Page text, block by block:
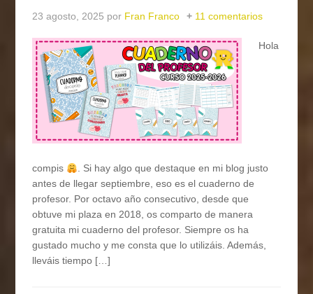
23 agosto, 2025 por Fran Franco 11 comentarios
Hola
compis
. Si hay algo que destaque en mi blog justo
antes de llegar septiembre, eso es el cuaderno de
profesor. Por octavo año consecutivo, desde que
obtuve mi plaza en 2018, os comparto de manera
gratuita mi cuaderno del profesor. Siempre os ha
gustado mucho y me consta que lo utilizáis. Además,
lleváis tiempo […]